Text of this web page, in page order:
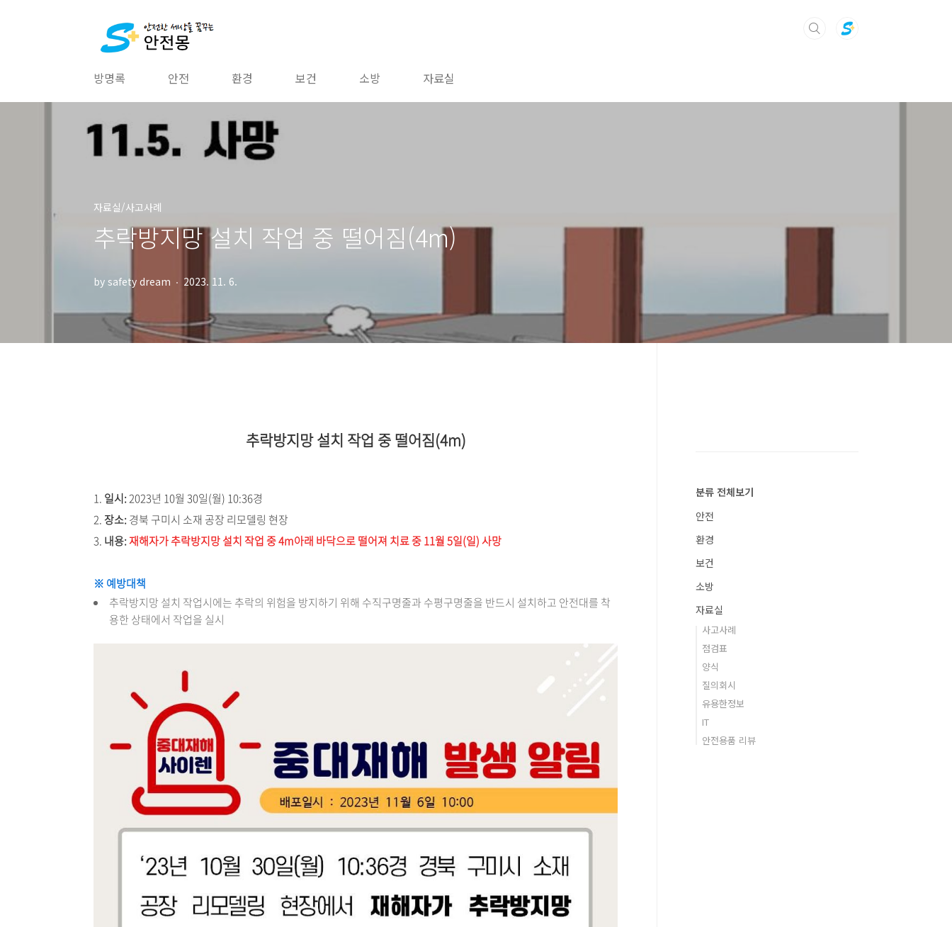
방명록 안전 환경 보건 소방 자료실
자료실/사고사례
추락방지망 설치 작업 중 떨어짐(4m)
by safety dream 2023. 11. 6.
추락방지망 설치 작업 중 떨어짐(4m)
1. 일시:2023년 10월 30일(월) 10:36경
2. 장소:경북 구미시 소재 공장 리모델링 현장
3. 내용:재해자가 추락방지망 설치 작업 중 4m아래 바닥으로 떨어져 치료 중 11월 5일(일) 사망
※ 예방대책
추락방지망 설치 작업시에는 추락의 위험을 방지하기 위해 수직구명줄과 수평구명줄을 반드시 설치하고 안전대를 착
용한 상태에서 작업을 실시
분류 전체보기
안전
환경
보건
소방
자료실
사고사례
점검표
양식
질의회시
유용한정보
IT
안전용품 리뷰